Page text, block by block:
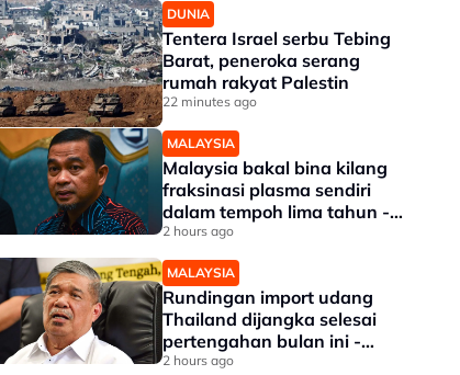
DUNIA
Tentera Israel serbu Tebing
Barat, peneroka serang
rumah rakyat Palestin
22 minutes ago
MALAYSIA
Malaysia bakal bina kilang
fraksinasi plasma sendiri
dalam tempoh lima tahun -
KKM
2 hours ago
MALAYSIA
Rundingan import udang
Thailand dijangka selesai
pertengahan bulan ini -
Mohamad
2 hours ago